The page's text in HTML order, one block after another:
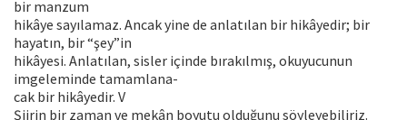
bir manzum
hikâye sayılamaz. Ancak yine de anlatılan bir hikâyedir; bir
hayatın, bir “şey”in
hikâyesi. Anlatılan, sisler içinde bırakılmış, okuyucunun
imgeleminde tamamlana-
cak bir hikâyedir. V
Şiirin bir zaman ve mekân boyutu olduğunu söyleyebiliriz.